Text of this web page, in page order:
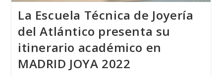
La Escuela Técnica de Joyería
del Atlántico presenta su
itinerario académico en
MADRID JOYA 2022